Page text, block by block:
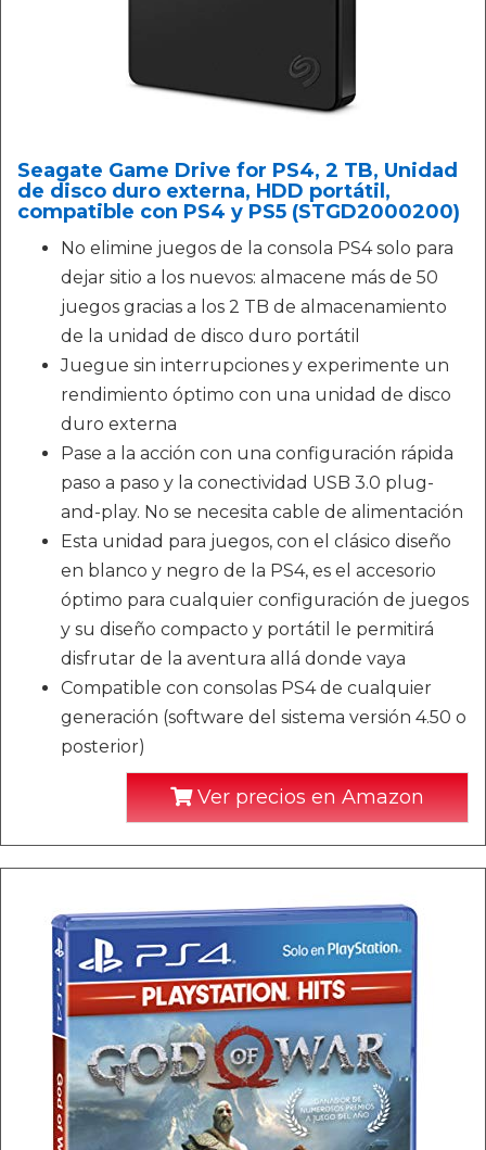
Seagate Game Drive for PS4, 2 TB, Unidad
de disco duro externa, HDD portátil,
compatible con PS4 y PS5 (STGD2000200)
No elimine juegos de la consola PS4 solo para
dejar sitio a los nuevos: almacene más de 50
juegos gracias a los 2 TB de almacenamiento
de la unidad de disco duro portátil
Juegue sin interrupciones y experimente un
rendimiento óptimo con una unidad de disco
duro externa
Pase a la acción con una configuración rápida
paso a paso y la conectividad USB 3.0 plug-
and-play. No se necesita cable de alimentación
Esta unidad para juegos, con el clásico diseño
en blanco y negro de la PS4, es el accesorio
óptimo para cualquier configuración de juegos
y su diseño compacto y portátil le permitirá
disfrutar de la aventura allá donde vaya
Compatible con consolas PS4 de cualquier
generación (software del sistema versión 4.50 o
posterior)
Ver precios en Amazon